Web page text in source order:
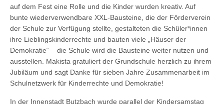
auf dem Fest eine Rolle und die Kinder wurden kreativ. Auf
bunte wiederverwendbare XXL-Bausteine, die der Förderverein
der Schule zur Verfügung stellte, gestalteten die Schüler*innen
ihre Lieblingskinderrechte und bauten viele „Häuser der
Demokratie“ – die Schule wird die Bausteine weiter nutzen und
ausstellen. Makista gratuliert der Grundschule herzlich zu ihrem
Jubiläum und sagt Danke für sieben Jahre Zusammenarbeit im
Schulnetzwerk für Kinderrechte und Demokratie!
In der Innenstadt Butzbach wurde parallel der Kindersamstag